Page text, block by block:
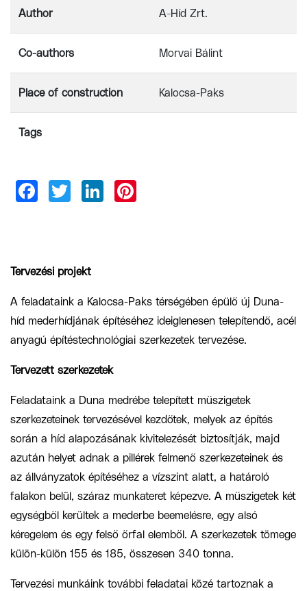
Author A-Híd Zrt.
Co-authors Morvai Bálint
Place of construction Kalocsa-Paks
Tags
Tervezési projekt
A feladataink a Kalocsa-Paks térségében épülő új Duna-
híd mederhídjának építéséhez ideiglenesen telepítendő, acél
anyagú építéstechnológiai szerkezetek tervezése.
Tervezett szerkezetek
Feladataink a Duna medrébe telepített műszigetek
szerkezeteinek tervezésével
kezdőtek, melyek az építés
során a híd alapozásának kivitelezését biztosítják, majd
azután helyet adnak a pillérek felmenő szerkezeteinek és
az állványzatok építéséhez a vízszint alatt, a határoló
falakon belül, száraz munkateret képezve. A műszigetek két
egységből kerültek a mederbe beemelésre, egy alsó
kéregelem és egy felső őrfal elemből. A szerkezetek tömege
külön-külön 155 és 185, összesen 340 tonna.
Tervezési munkáink további feladatai közé tartoznak a